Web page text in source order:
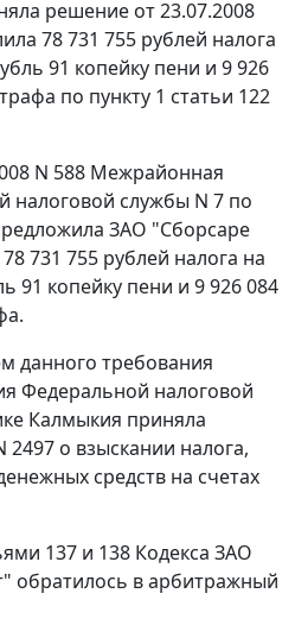
решение от 23.07.2008
78 731 755 рублей налога
91 копейку пени и 9 926
по пункту 1 статьи 122
N 588 Межрайонная
налоговой службы N 7 по
ЗАО "Сборсаре
731 755 рублей налога на
91 копейку пени и 9 926 084
данного требования
Федеральной налоговой
Калмыкия приняла
2497 о взыскании налога,
средств на счетах
137 и 138 Кодекса ЗАО
обратилось в арбитражный